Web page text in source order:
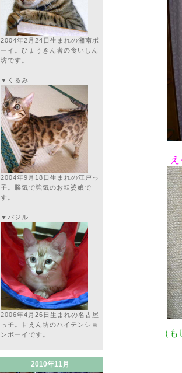
2004年2月24日生まれの湘南ボ
ーイ。ひょうきん者の食いしん
坊です。
▼くるみ
2004年9月18日生まれの江戸っ
子。勝気で強気のお転婆娘で
す。
▼バジル
2006年4月26日生まれの名古屋
っ子。甘えん坊のハイテンショ
ンボーイです。
2010年11月
（